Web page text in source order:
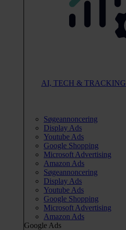
AI, TECH & TRACKING
Søgeannoncering
Display Ads
Youtube Ads
Google Shopping
Microsoft Advertising
Amazon Ads
Søgeannoncering
Display Ads
Youtube Ads
Google Shopping
Microsoft Advertising
Amazon Ads
Google Ads